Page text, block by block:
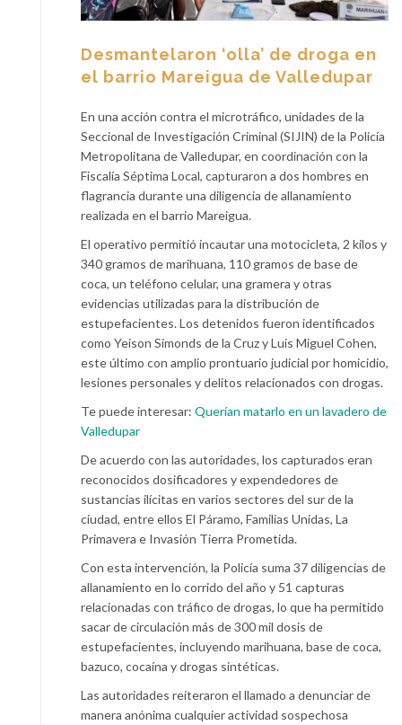
Desmantelaron ‘olla’ de droga en
el barrio Mareigua de Valledupar
En una acción contra el microtráfico, unidades de la
Seccional de Investigación Criminal (SIJIN) de la Policía
Metropolitana de Valledupar, en coordinación con la
Fiscalía Séptima Local, capturaron a dos hombres en
flagrancia durante una diligencia de allanamiento
realizada en el barrio Mareigua.
El operativo permitió incautar una motocicleta, 2 kilos y
340 gramos de marihuana, 110 gramos de base de
coca, un teléfono celular, una gramera y otras
evidencias utilizadas para la distribución de
estupefacientes. Los detenidos fueron identificados
como Yeison Simonds de la Cruz y Luis Miguel Cohen,
este último con amplio prontuario judicial por homicidio,
lesiones personales y delitos relacionados con drogas.
Te puede interesar: Querían matarlo en un lavadero de
Valledupar
De acuerdo con las autoridades, los capturados eran
reconocidos dosificadores y expendedores de
sustancias ilícitas en varios sectores del sur de la
ciudad, entre ellos El Páramo, Familias Unidas, La
Primavera e Invasión Tierra Prometida.
Con esta intervención, la Policía suma 37 diligencias de
allanamiento en lo corrido del año y 51 capturas
relacionadas con tráfico de drogas, lo que ha permitido
sacar de circulación más de 300 mil dosis de
estupefacientes, incluyendo marihuana, base de coca,
bazuco, cocaína y drogas sintéticas.
Las autoridades reiteraron el llamado a denunciar de
manera anónima cualquier actividad sospechosa